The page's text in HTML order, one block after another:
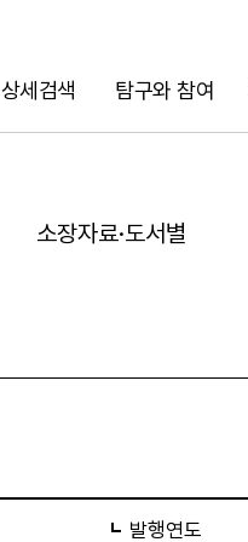
상세검색 탐구와 참여
검색
소장자료·도서별
발행연도